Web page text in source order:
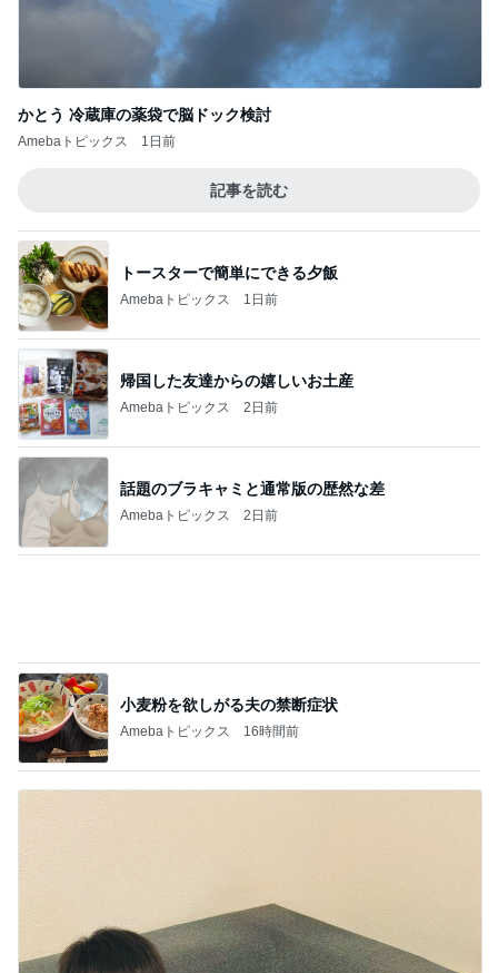
トースターで簡単にできる夕飯
Amebaトピックス 1日前
Amebaトピックス 2日前
話題のブラキャミと通常版の歴然な差
Amebaトピックス 2日前
小麦粉を欲しがる夫の禁断症状
Amebaトピックス 16時間前
だいた 夫と一緒な息子の寛ぎ方
Amebaトピックス
10時間前